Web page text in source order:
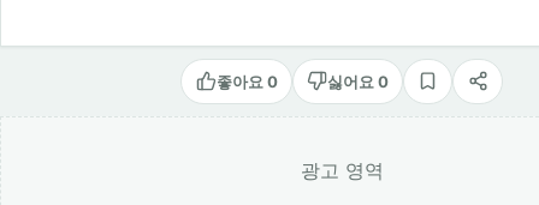
좋아요 0 싫어요 0
스크랩공유
광고 영역